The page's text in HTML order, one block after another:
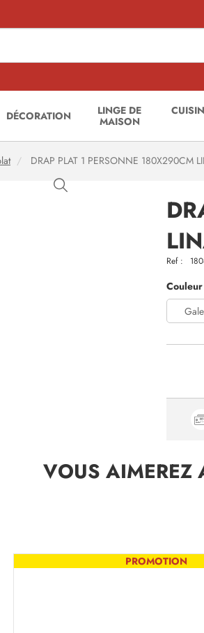
DÉCORATION
LINGE DE
MAISON
DRAP PLAT 1 PERSONNE 180X290CM
Ref :
Couleur
VOUS AIMEREZ
PROMOTION